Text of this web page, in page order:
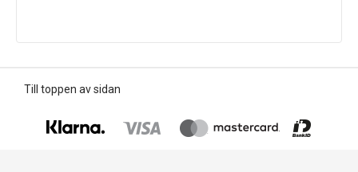
Till toppen av sidan